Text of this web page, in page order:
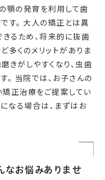
顎の発育を利用して歯
す。 大人の矯正とは異
きるため、将来的に抜歯
多くのメリットがありま
きがしやすくなり、虫歯
。 当院では、お子さんの
正治療をご提案してい
なる場合は、まずはお
なお悩みありませ